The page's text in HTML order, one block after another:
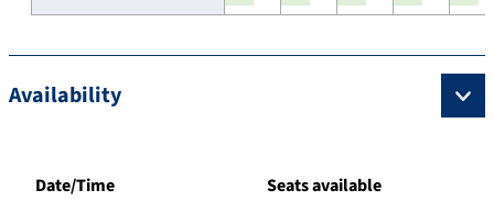
Availability
Date/Time Seats available